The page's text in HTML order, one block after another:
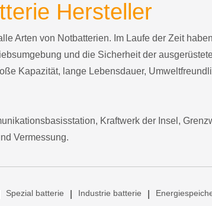
Hersteller
Arten von Notbatterien. Im Laufe der Zeit
und die Sicherheit der
Kapazität, lange Lebensdauer,
Kraftwerk der Insel,
Vermessung.
Spezial batterie Industrie batterie